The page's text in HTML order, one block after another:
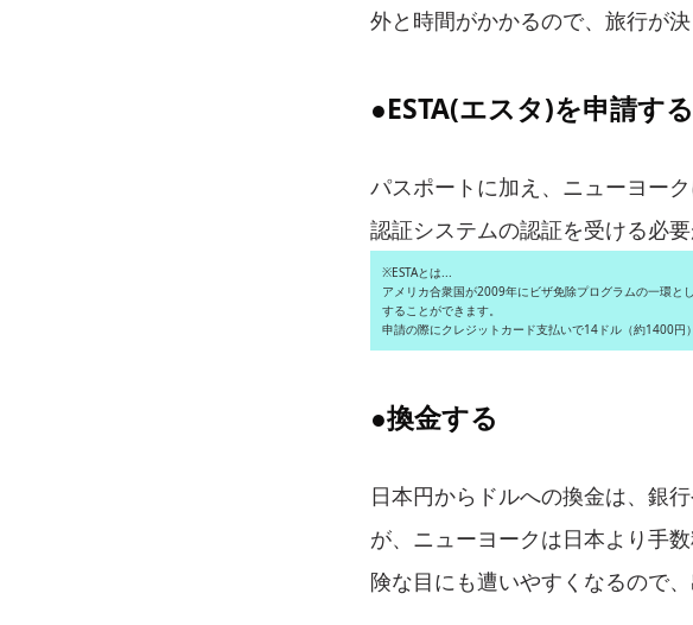
外と時間がかかるので、旅行が決
●ESTA(エスタ)を申請する
パスポートに加え、ニューヨーク
認証システムの認証を受ける必
※ESTAとは...
アメリカ合衆国が2009年にビザ免除プログラムの一環と
することができます。
申請の際にクレジットカード支払いで14ドル（約1400円
●換金する
日本円からドルへの換金は、銀
が、ニューヨークは日本より手
険な目にも遭いやすくなるので